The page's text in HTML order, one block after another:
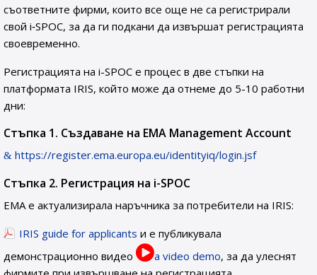
съответните фирми, които все още не са регистрирали
свой i‑SPOC, за да ги подкани да извършат регистрацията
своевременно.
Регистрацията на i-SPOC е процес в две стъпки на
платформата IRIS, който може да отнеме до 5-10 работни
дни:
Стъпка 1. Създаване на EMA Management Account
https://register.ema.europa.eu/identityiq/login.jsf
Стъпка 2. Регистрация на i-SPOC
ЕМА е актуализирала наръчника за потребители на IRIS:
IRIS guide for applicants и е публикувала
демонстрационно видео
a video demo, за да улеснят